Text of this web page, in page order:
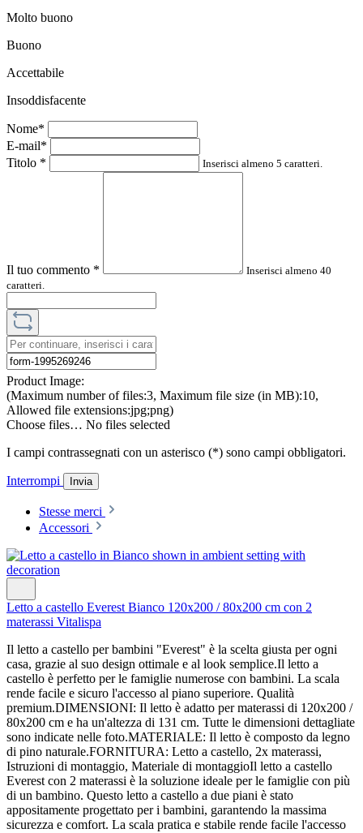
Molto buono
Buono
Accettabile
Insoddisfacente
Nome*
E-mail*
Titolo * Inserisci almeno 5 caratteri.
Il tuo commento *
Inserisci almeno 40
caratteri.
Product Image:
(Maximum number of files:3, Maximum file size (in MB):10,
Allowed file extensions:jpg;png)
Choose files… No files selected
I campi contrassegnati con un asterisco (*) sono campi obbligatori.
Interrompi Invia
Stesse merci
Accessori
Letto a castello Everest Bianco 120x200 / 80x200 cm con 2
materassi Vitalispa
Il letto a castello per bambini "Everest" è la scelta giusta per ogni
casa, grazie al suo design ottimale e al look semplice.Il letto a
castello è perfetto per le famiglie numerose con bambini. La scala
rende facile e sicuro l'accesso al piano superiore. Qualità
premium.DIMENSIONI: Il letto è adatto per materassi di 120x200 /
80x200 cm e ha un'altezza di 131 cm. Tutte le dimensioni dettagliate
sono indicate nelle foto.MATERIALE: Il letto è composto da legno
di pino naturale.FORNITURA: Letto a castello, 2x materassi,
Istruzioni di montaggio, Materiale di montaggioIl letto a castello
Everest con 2 materassi è la soluzione ideale per le famiglie con più
di un bambino. Questo letto a castello a due piani è stato
appositamente progettato per i bambini, garantendo la massima
sicurezza e comfort. La scala pratica e stabile rende facile l'accesso